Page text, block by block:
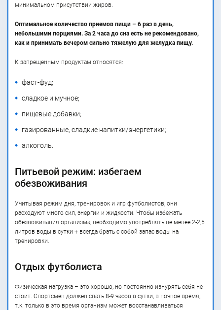
минимальном присутствии жиров.
Оптимальное количество приемов пищи – 6 раз в день,
небольшими порциями. За 2 часа до сна есть не рекомендовано,
как и принимать вечером сильно тяжелую для желудка пищу.
К запрещенным продуктам относятся:
фаст-фуд;
сладкое и мучное;
пищевые добавки;
газированные, сладкие напитки/энергетики;
алкоголь.
Питьевой режим: избегаем
обезвоживания
Учитывая режим дня, тренировок и игр футболистов, они
расходуют много сил, энергии и жидкости. Чтобы избежать
обезвоживания организма, необходимо употреблять не менее 2-2,5
литров воды в сутки + всегда брать с собой запас воды на
тренировки.
Отдых футболиста
Физическая нагрузка – это хорошо, но постоянно изнурять себя не
стоит. Спортсмен должен спать 8-9 часов в сутки, в ночное время,
т.к. только в это время организм может восстанавливаться